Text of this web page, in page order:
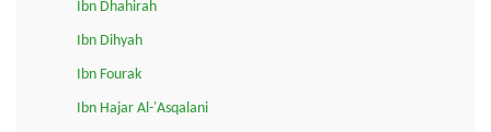
Ibn Dhahirah
Ibn Dihyah
Ibn Fourak
Ibn Hajar Al-'Asqalani